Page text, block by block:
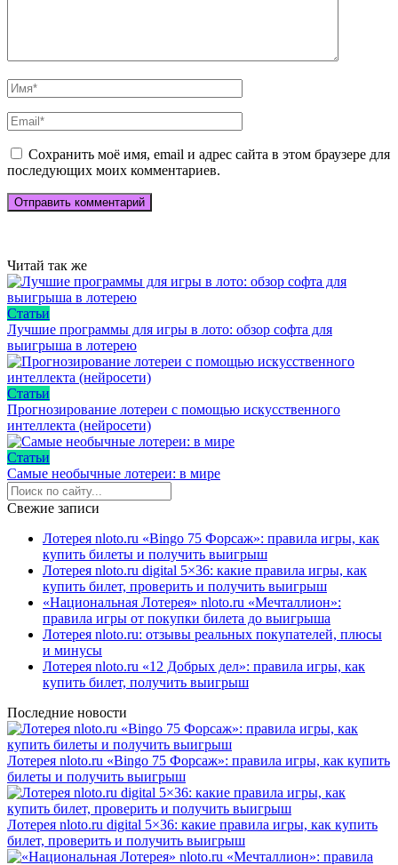
Сохранить моё имя, email и адрес сайта в этом браузере для
последующих моих комментариев.
Читай так же
Статьи
Лучшие программы для игры в лото: обзор софта для
выигрыша в лотерею
Статьи
Прогнозирование лотереи с помощью искусственного
интеллекта (нейросети)
Статьи
Самые необычные лотереи: в мире
Свежие записи
Лотерея nloto.ru «Bingo 75 Форсаж»: правила игры, как
купить билеты и получить выигрыш
Лотерея nloto.ru digital 5×36: какие правила игры, как
купить билет, проверить и получить выигрыш
«Национальная Лотерея» nloto.ru «Мечталлион»:
правила игры от покупки билета до выигрыша
Лотерея nloto.ru: отзывы реальных покупателей, плюсы
и минусы
Лотерея nloto.ru «12 Добрых дел»: правила игры, как
купить билет, получить выигрыш
Последние новости
Лотерея nloto.ru «Bingo 75 Форсаж»: правила игры, как купить
билеты и получить выигрыш
Лотерея nloto.ru digital 5×36: какие правила игры, как купить
билет, проверить и получить выигрыш